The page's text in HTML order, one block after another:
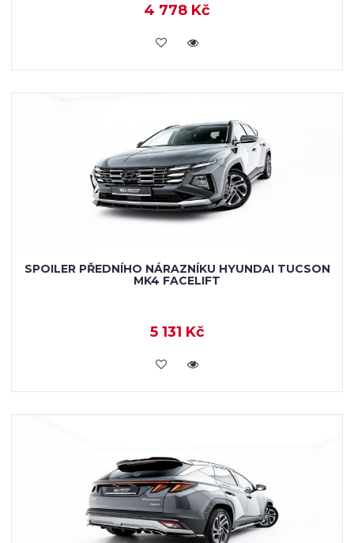
4 778 Kč
KOUPIT
SPOILER PŘEDNÍHO NÁRAZNÍKU HYUNDAI TUCSON
MK4 FACELIFT
5 131 Kč
KOUPIT